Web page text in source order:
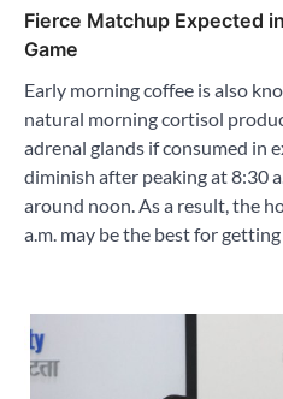
Fierce Matchup Expected
Game
Early morning coffee is also
natural morning cortisol
adrenal glands if consumed in
diminish after peaking at 8:30
around noon. As a result, the
a.m. may be the best for